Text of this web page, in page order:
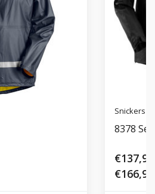
Snickers
8378
€137,95
€166,92